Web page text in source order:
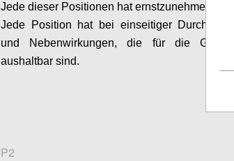
Jede dieser Positionen hat ernstzunehmende
Jede Position hat bei einseitiger
und Nebenwirkungen, die für die
aushaltbar sind.
P2